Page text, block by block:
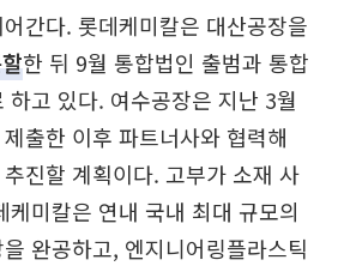
간다. 롯데케미칼은 대산공장을
한 뒤 9월 통합법인 출범과 통합
하고 있다. 여수공장은 지난 3월
출한 이후 파트너사와 협력해
진할 계획이다. 고부가 소재 사
케미칼은 연내 국내 최대 규모의
완공하고, 엔지니어링플라스틱